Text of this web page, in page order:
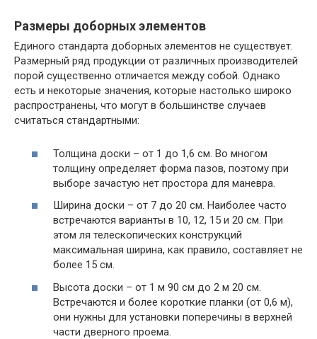
Размеры доборных элементов
Единого стандарта доборных элементов не существует.
Размерный ряд продукции от различных производителей
порой существенно отличается между собой. Однако
есть и некоторые значения, которые настолько широко
распространены, что могут в большинстве случаев
считаться стандартными:
Толщина доски – от 1 до 1,6 см. Во многом
толщину определяет форма пазов, поэтому при
выборе зачастую нет простора для маневра.
Ширина доски – от 7 до 20 см. Наиболее часто
встречаются варианты в 10, 12, 15 и 20 см. При
этом ля телескопических конструкций
максимальная ширина, как правило, составляет не
более 15 см.
Высота доски – от 1 м 90 см до 2 м 20 см.
Встречаются и более короткие планки (от 0,6 м),
они нужны для установки поперечины в верхней
части дверного проема.